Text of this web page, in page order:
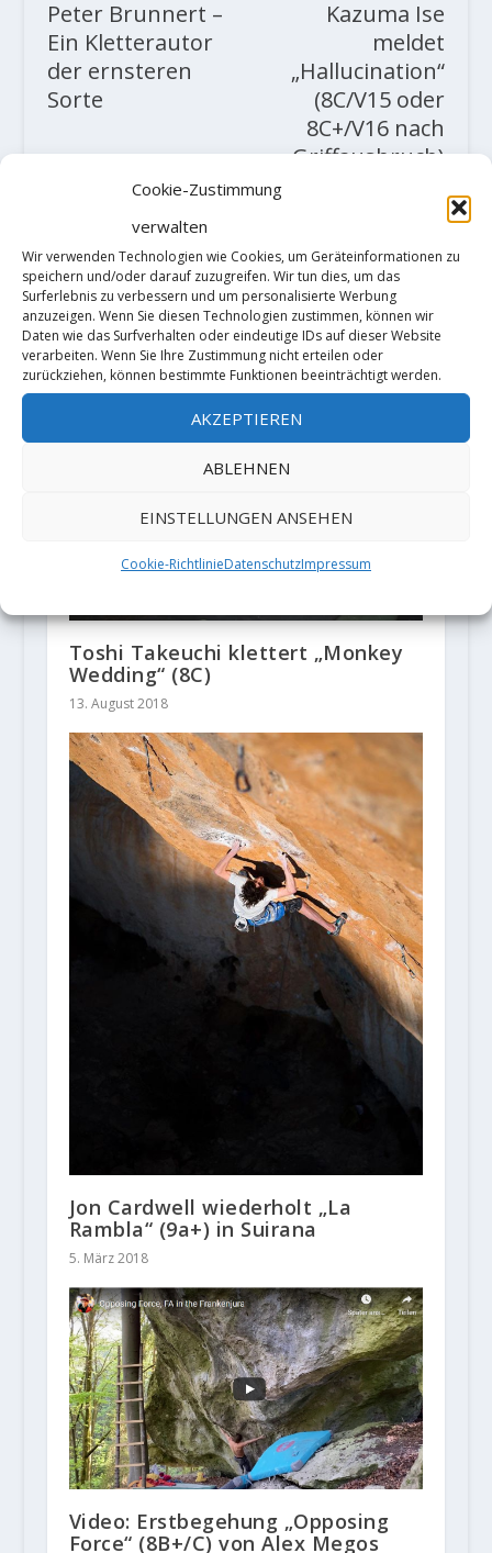
Cookie-Zustimmung
verwalten
Wir verwenden Technologien wie Cookies, um Geräteinformationen zu
speichern und/oder darauf zuzugreifen. Wir tun dies, um das
Surferlebnis zu verbessern und um personalisierte Werbung
anzuzeigen. Wenn Sie diesen Technologien zustimmen, können wir
Daten wie das Surfverhalten oder eindeutige IDs auf dieser Website
verarbeiten. Wenn Sie Ihre Zustimmung nicht erteilen oder
zurückziehen, können bestimmte Funktionen beeinträchtigt werden.
AKZEPTIEREN
ABLEHNEN
EINSTELLUNGEN ANSEHEN
Cookie-RichtlinieDatenschutzImpressum
Peter Brunnert –
Ein Kletterautor
der ernsteren
Sorte
Kazuma Ise
meldet
„Hallucination“
(8C/V15 oder
8C+/V16 nach
Griffausbruch)
ZUSAMMENHÄNGENDE POSTS
Toshi Takeuchi klettert „Monkey
Wedding“ (8C)
13. August 2018
Jon Cardwell wiederholt „La
Rambla“ (9a+) in Suirana
5. März 2018
Video: Erstbegehung „Opposing
Force“ (8B+/C) von Alex Megos